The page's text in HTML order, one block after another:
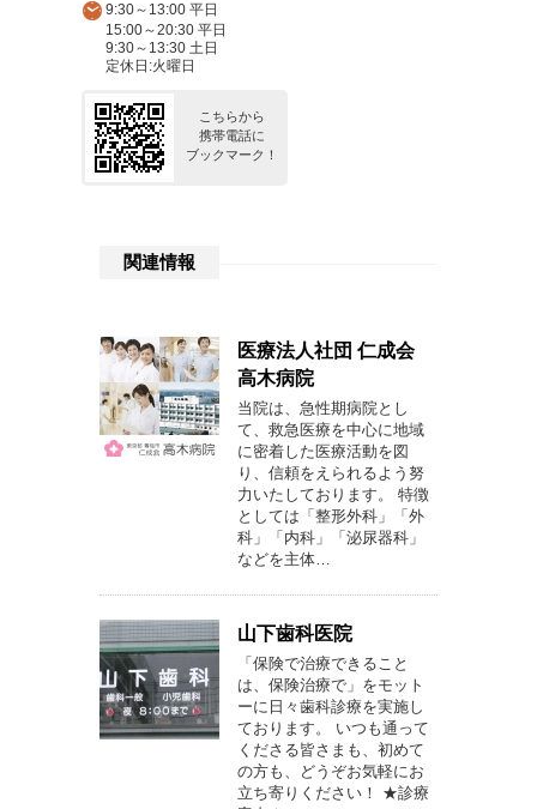
9:30～13:00 平日
15:00～20:30 平日
9:30～13:30 土日
定休日:火曜日
こちらから
携帯電話に
ブックマーク！
関連情報
医療法人社団 仁成会
高木病院
当院は、急性期病院とし
て、救急医療を中心に地域
に密着した医療活動を図
り、信頼をえられるよう努
力いたしております。 特徴
としては「整形外科」「外
科」「内科」「泌尿器科」
などを主体…
山下歯科医院
「保険で治療できること
は、保険治療で」をモット
ーに日々歯科診療を実施し
ております。 いつも通って
くださる皆さまも、初めて
の方も、どうぞお気軽にお
立ち寄りください！ ★診療